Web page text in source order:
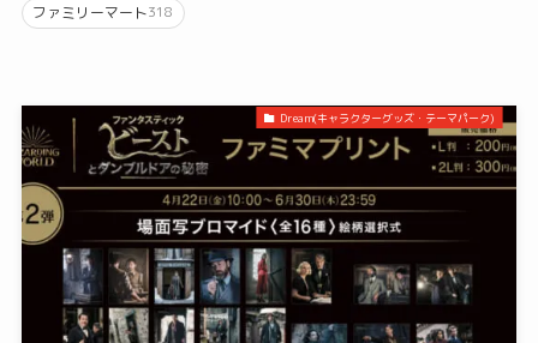
ファミリーマート318
Dream(キャラクターグッズ・テーマパーク)